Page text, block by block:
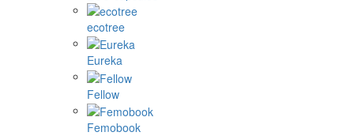
ecotree
Eureka
Fellow
Femobook